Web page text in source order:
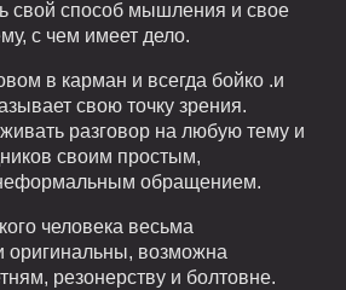
свой способ мышления и свое
с чем имеет дело.
в карман и всегда бойко .и
свою точку зрения.
разговор на любую тему и
своим простым,
обращением.
человека весьма
оригинальны, возможна
резонерству и болтовне.